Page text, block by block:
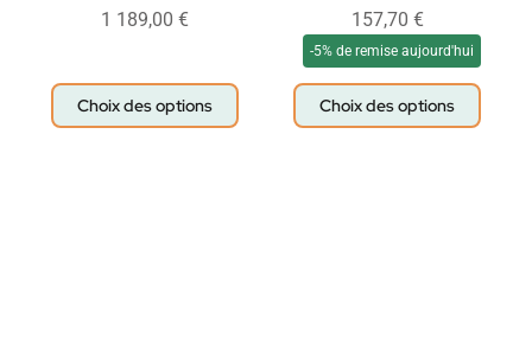
1 189,00 €
Choix des options
157,70 €
-5% de remise aujourd'hui
Choix des options